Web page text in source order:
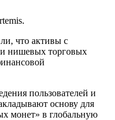
что активы с
нишевых торговых
пользователей и
основу для
монет» в глобальную